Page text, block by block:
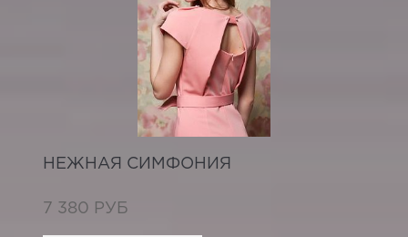
НЕЖНАЯ СИМФОНИЯ
7 380 РУБ